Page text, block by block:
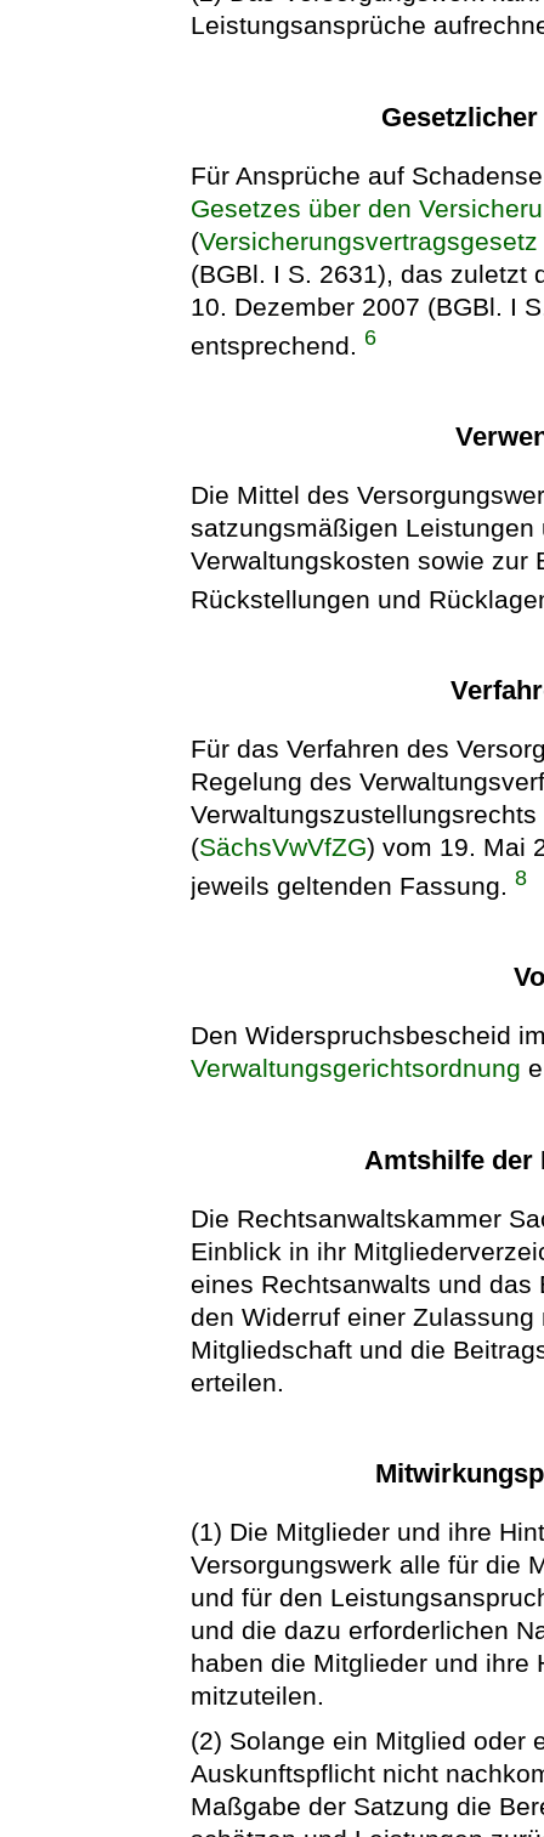
Leistungsansprüche
Für Ansprüche auf
Gesetzes über den
(Versicherungsvertragsgesetz
(BGBl. I S. 2631), das zuletzt
10. Dezember 2007 (BGBl. I
entsprechend. 6
Die Mittel des
satzungsmäßigen Leistungen
Verwaltungskosten sowie zur
Rückstellungen und
Für das Verfahren des
Regelung des
(SächsVwVfZG) vom 19. Mai
jeweils geltenden Fassung.8
Den Widerspruchsbescheid
Verwaltungsgerichtsordnung
Amtshilfe der
Die Rechtsanwaltskammer
Einblick in ihr
eines Rechtsanwalts und
den Widerruf einer
Mitgliedschaft und die
erteilen.
(1) Die Mitglieder und ihre
Versorgungswerk alle für die
und für den
und die dazu erforderlichen
haben die Mitglieder und ihre
mitzuteilen.
(2) Solange ein Mitglied oder
Auskunftspflicht nicht
Maßgabe der Satzung die